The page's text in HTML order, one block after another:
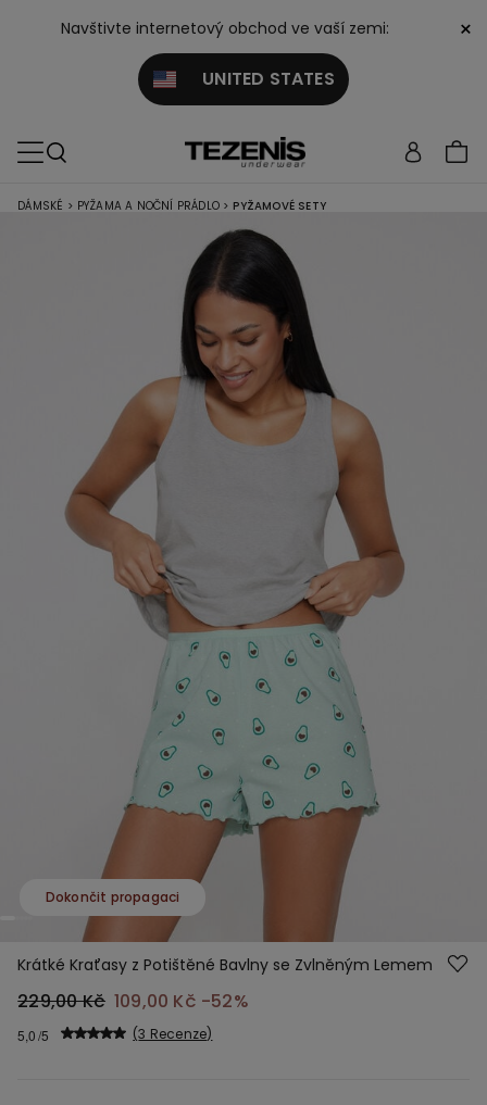
Navštivte internetový obchod ve vaší zemi:
UNITED STATES
×
DÁMSKÉ > PYŽAMA A NOČNÍ PRÁDLO > PYŽAMOVÉ SETY
Dokončit propagaci
Krátké Kraťasy z Potištěné Bavlny se Zvlněným Lemem
229,00 Kč 109,00 Kč -52%
5,0 3 Recenze